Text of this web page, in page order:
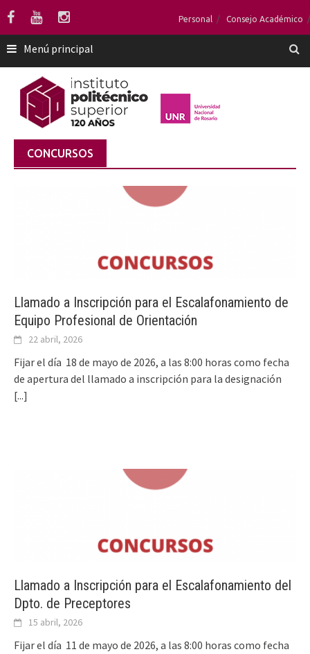
Saltar
contenido
Personal Consejo Académico
Menú principal
CONCURSOS
Llamado a Inscripción para el Escalafonamiento de
Equipo Profesional de Orientación
22 abril, 2026
Fijar el día 18 de mayo de 2026, a las 8:00 horas como fecha
de apertura del llamado a inscripción para la designación
[...]
Llamado a Inscripción para el Escalafonamiento del
Dpto. de Preceptores
15 abril, 2026
Fijar el día 11 de mayo de 2026, a las 8:00 horas como fecha